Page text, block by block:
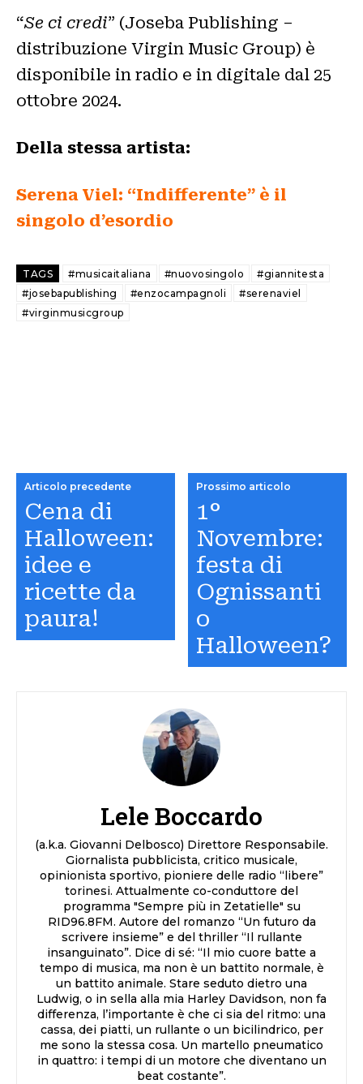
“Se ci credi” (Joseba Publishing –
distribuzione Virgin Music Group) è
disponibile in radio e in digitale dal 25
ottobre 2024.
Della stessa artista:
Serena Viel: “Indifferente” è il
singolo d’esordio
TAGS #musicaitaliana #nuovosingolo
#giannitesta
#josebapublishing
#enzocampagnoli
#serenaviel
#virginmusicgroup
Articolo precedente
Cena di
Halloween:
idee e
ricette da
paura!
Prossimo articolo
1°
Novembre:
festa di
Ognissanti
o
Halloween?
Lele Boccardo
(a.k.a. Giovanni Delbosco) Direttore Responsabile.
Giornalista pubblicista, critico musicale,
opinionista sportivo, pioniere delle radio “libere”
torinesi. Attualmente co-conduttore del
programma "Sempre più in Zetatielle" su
RID96.8FM. Autore del romanzo “Un futuro da
scrivere insieme” e del thriller “Il rullante
insanguinato”. Dice di sé: “Il mio cuore batte a
tempo di musica, ma non è un battito normale, è
un battito animale. Stare seduto dietro una
Ludwig, o in sella alla mia Harley Davidson, non fa
differenza, l’importante è che ci sia del ritmo: una
cassa, dei piatti, un rullante o un bicilindrico, per
me sono la stessa cosa. Un martello pneumatico
in quattro: i tempi di un motore che diventano un
beat costante”.